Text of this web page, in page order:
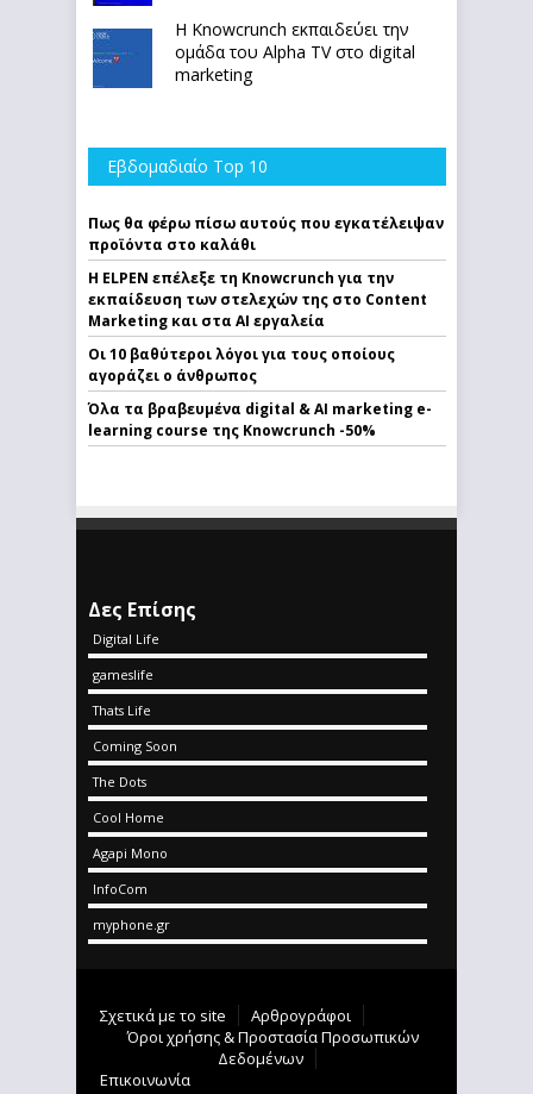
Η Knowcrunch εκπαιδεύει την
ομάδα του Alpha TV στο digital
marketing
Εβδομαδιαίο Top 10
Πως θα φέρω πίσω αυτούς που εγκατέλειψαν
προϊόντα στο καλάθι
Η ELPEN επέλεξε τη Knowcrunch για την
εκπαίδευση των στελεχών της στο Content
Marketing και στα AI εργαλεία
Οι 10 βαθύτεροι λόγοι για τους οποίους
αγοράζει ο άνθρωπος
Όλα τα βραβευμένα digital & AI marketing e-
learning course της Knowcrunch -50%
Δες Επίσης
Digital Life
gameslife
Thats Life
Coming Soon
The Dots
Cool Home
Agapi Mono
InfoCom
myphone.gr
Σχετικά με το site
Αρθρογράφοι
Όροι χρήσης & Προστασία Προσωπικών
Δεδομένων
Επικοινωνία